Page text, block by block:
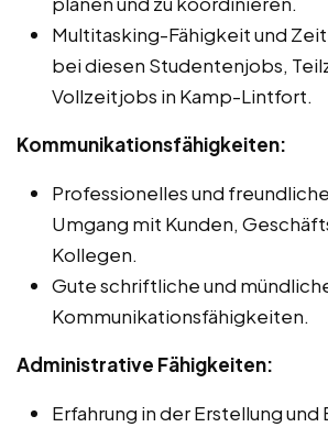
Multitasking-Fähigkeit und
bei diesen Studentenjobs,
Vollzeitjobs in Kamp-Lintfort.
Kommunikationsfähigkeiten:
Professionelles und
Umgang mit Kunden,
Kollegen.
Gute schriftliche und
Kommunikationsfähigkeiten.
Administrative Fähigkeiten:
Erfahrung in der Erstellung